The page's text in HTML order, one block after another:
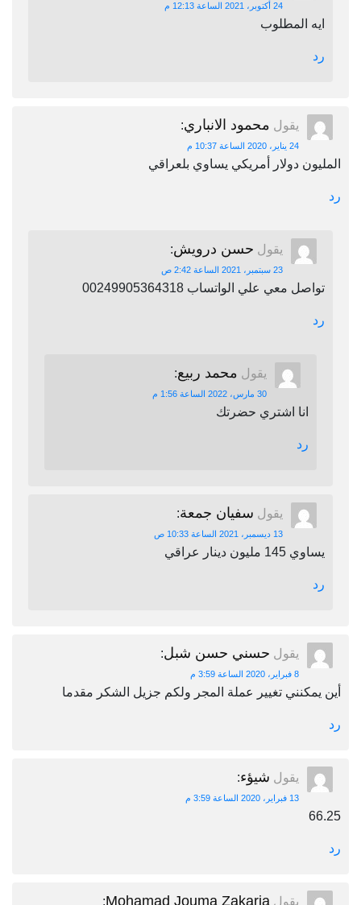
24 أكتوبر، 2021 الساعة 12:13 م
ايه المطلوب
رد
يقول محمود الانباري:
24 يناير، 2020 الساعة 10:37 م
المليون دولار أمريكي يساوي بلعراقي
رد
يقول حسن درويش:
23 سبتمبر، 2021 الساعة 2:42 ص
تواصل معي علي الواتساب 00249905364318
رد
يقول محمد ربيع:
30 مارس، 2022 الساعة 1:56 م
انا اشتري حضرتك
رد
يقول سفيان جمعة:
13 ديسمبر، 2021 الساعة 10:33 ص
يساوي 145 مليون دينار عراقي
رد
يقول حسني حسن شبل:
8 فبراير، 2020 الساعة 3:59 م
أين يمكنني تغيير عملة المجر ولكم جزيل الشكر مقدما
رد
يقول شيؤء:
13 فبراير، 2020 الساعة 3:59 م
66.25
رد
يقول Mohamad Jouma Zakaria
: